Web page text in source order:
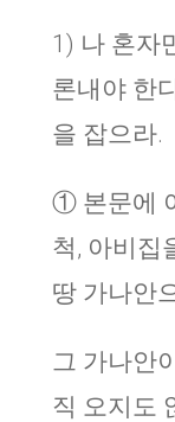
1) 나 혼자
론내야 한
을 잡으라.
① 본문에
척, 아비집
땅 가나안
그 가나안
직 오지도